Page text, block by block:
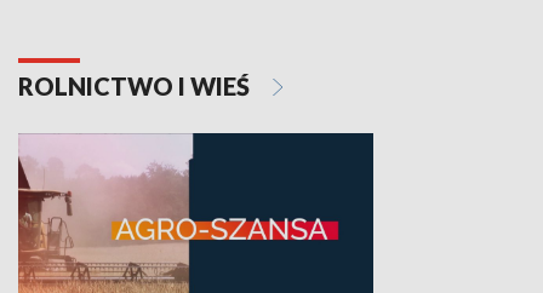
ROLNICTWO I WIEŚ